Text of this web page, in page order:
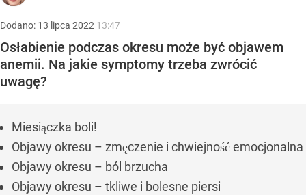
Dodano: 13 lipca 2022 13:47
Osłabienie podczas okresu może być objawem
anemii. Na jakie symptomy trzeba zwrócić
uwagę?
Miesiączka boli!
Objawy okresu – zmęczenie i chwiejność emocjonalna
Objawy okresu – ból brzucha
Objawy okresu – tkliwe i bolesne piersi